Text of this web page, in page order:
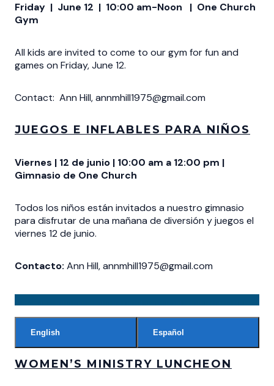
Friday | June 12 | 10:00 am-Noon | One Church
Gym
All kids are invited to come to our gym for fun and
games on Friday, June 12.
Contact: Ann Hill, annmhill1975@gmail.com
JUEGOS E INFLABLES PARA NIÑOS
Viernes | 12 de junio | 10:00 am a 12:00 pm |
Gimnasio de One Church
Todos los niños están invitados a nuestro gimnasio
para disfrutar de una mañana de diversión y juegos el
viernes 12 de junio.
Contacto: Ann Hill, annmhill1975@gmail.com
English Español
WOMEN’S MINISTRY LUNCHEON